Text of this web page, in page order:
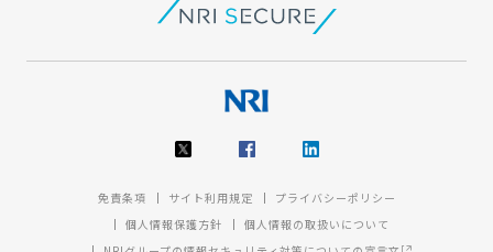
免責条項 サイト利用規定
プライバシーポリシー
個人情報保護方針
個人情報の取扱いについて